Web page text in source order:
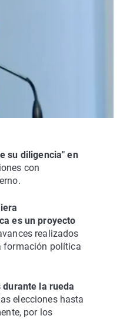
su diligencia" en
con
es un proyecto
realizados
formación política
la rueda
elecciones hasta
por los